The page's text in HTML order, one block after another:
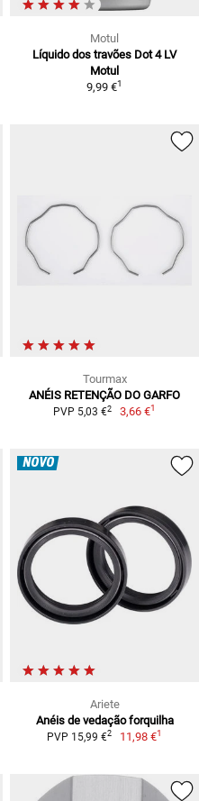
Motul
Líquido dos travões Dot 4 LV
Motul
9,99 €1
Tourmax
ANÉIS RETENÇÃO DO GARFO
PVP 5,03 €2 3,66 €1
NOVO
Ariete
Anéis de vedação forquilha
PVP 15,99 €2 11,98 €1